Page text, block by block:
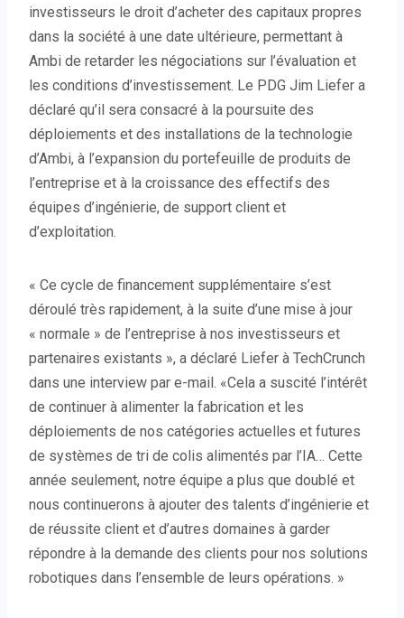
investisseurs le droit d’acheter des capitaux propres
dans la société à une date ultérieure, permettant à
Ambi de retarder les négociations sur l’évaluation et
les conditions d’investissement. Le PDG Jim Liefer a
déclaré qu’il sera consacré à la poursuite des
déploiements et des installations de la technologie
d’Ambi, à l’expansion du portefeuille de produits de
l’entreprise et à la croissance des effectifs des
équipes d’ingénierie, de support client et
d’exploitation.
« Ce cycle de financement supplémentaire s’est
déroulé très rapidement, à la suite d’une mise à jour
« normale » de l’entreprise à nos investisseurs et
partenaires existants », a déclaré Liefer à TechCrunch
dans une interview par e-mail. «Cela a suscité l’intérêt
de continuer à alimenter la fabrication et les
déploiements de nos catégories actuelles et futures
de systèmes de tri de colis alimentés par l’IA… Cette
année seulement, notre équipe a plus que doublé et
nous continuerons à ajouter des talents d’ingénierie et
de réussite client et d’autres domaines à garder
répondre à la demande des clients pour nos solutions
robotiques dans l’ensemble de leurs opérations. »